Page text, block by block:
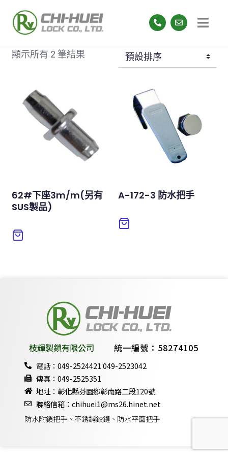
顯示所有 2 筆結果
62#下座3m/m(另有
SUS製品)
A-172-3 防水把手
枝輝製鎖有限公司 統一編號：58274105
電話：049-2524421 049-2523042
傳真：049-2525351
地址：彰化縣芬園鄉彰南路二段120號
聯絡信箱：chihuei1@ms26.hinet.net
防水附鎖把手、不銹鋼鉸鏈、防水平面把手